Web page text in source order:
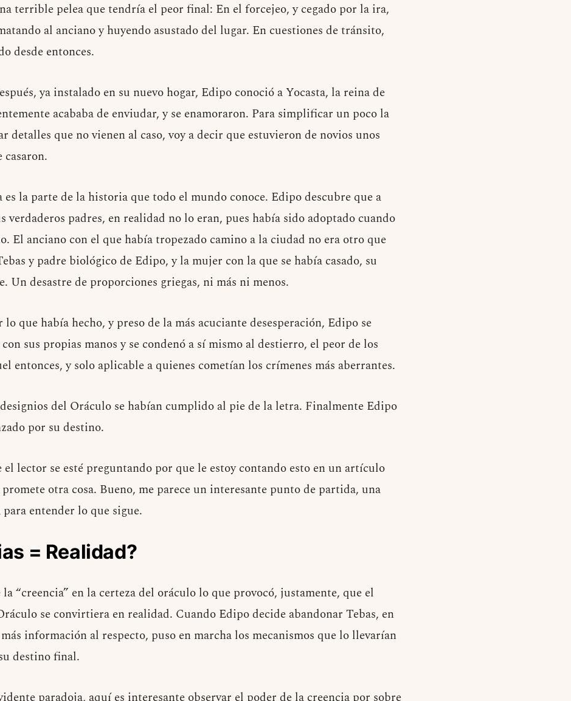
terrible pelea que tendría el peor final: En el forcejeo, y cegado por la ira,
al anciano y huyendo asustado del lugar. En cuestiones de tránsito,
desde entonces.
ya instalado en su nuevo hogar, Edipo conoció a Yocasta, la reina de
acababa de enviudar, y se enamoraron. Para simplificar un poco la
detalles que no vienen al caso, voy a decir que estuvieron de novios unos
casaron.
la parte de la historia que todo el mundo conoce. Edipo descubre que a
verdaderos padres, en realidad no lo eran, pues había sido adoptado cuando
El anciano con el que había tropezado camino a la ciudad no era otro que
y padre biológico de Edipo, y la mujer con la que se había casado, su
Un desastre de proporciones griegas, ni más ni menos.
que había hecho, y preso de la más acuciante desesperación, Edipo se
sus propias manos y se condenó a sí mismo al destierro, el peor de los
entonces, y solo aplicable a quienes cometían los crímenes más aberrantes.
del Oráculo se habían cumplido al pie de la letra. Finalmente Edipo
por su destino.
el lector se esté preguntando por que le estoy contando esto en un artículo
otra cosa. Bueno, me parece un interesante punto de partida, una
entender lo que sigue.
= Realidad?
“creencia” en la certeza del oráculo lo que provocó, justamente, que el
se convirtiera en realidad. Cuando Edipo decide abandonar Tebas, en
información al respecto, puso en marcha los mecanismos que lo llevarían
destino final.